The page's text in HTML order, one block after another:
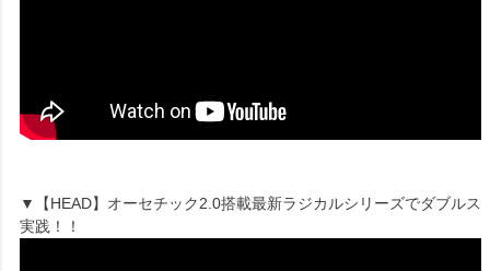
▼【HEAD】オーセチック2.0搭載最新ラジカルシリーズでダブルス
実践！！